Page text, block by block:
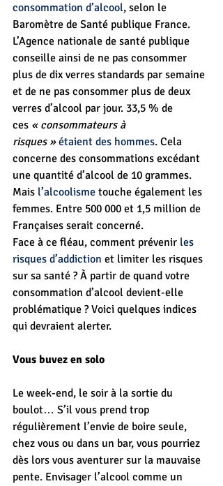
consommation d’alcool, selon le
Baromètre de Santé publique France.
L’Agence nationale de santé publique
conseille ainsi de ne pas consommer
plus de dix verres standards par semaine
et de ne pas consommer plus de deux
verres d’alcool par jour. 33,5 % de
ces « consommateurs à
risques » étaient des hommes. Cela
concerne des consommations excédant
une quantité d’alcool de 10 grammes.
Mais l’alcoolisme touche également les
femmes. Entre 500 000 et 1,5 million de
Françaises serait concerné.
Face à ce fléau, comment prévenir les
risques d’addiction et limiter les risques
sur sa santé ? À partir de quand votre
consommation d’alcool devient-elle
problématique ? Voici quelques indices
qui devraient alerter.
Vous buvez en solo
Le week-end, le soir à la sortie du
boulot… S’il vous prend trop
régulièrement l’envie de boire seule,
chez vous ou dans un bar, vous pourriez
dès lors vous aventurer sur la mauvaise
pente. Envisager l’alcool comme un